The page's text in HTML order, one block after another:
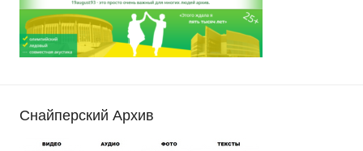
Снайперский Архив